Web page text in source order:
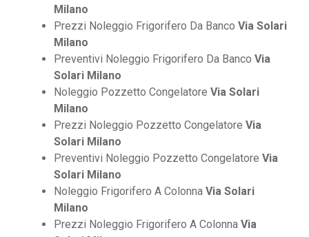
Milano
Prezzi Noleggio Frigorifero Da Banco Via Solari
Milano
Preventivi Noleggio Frigorifero Da Banco Via
Solari Milano
Noleggio Pozzetto Congelatore Via Solari
Milano
Prezzi Noleggio Pozzetto Congelatore Via
Solari Milano
Preventivi Noleggio Pozzetto Congelatore Via
Solari Milano
Noleggio Frigorifero A Colonna Via Solari
Milano
Prezzi Noleggio Frigorifero A Colonna Via